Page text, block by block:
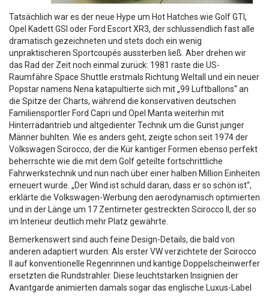
Tatsächlich war es der neue Hype um Hot Hatches wie Golf GTI,
Opel Kadett GSI oder Ford Escort XR3, der schlussendlich fast alle
dramatisch gezeichneten und stets doch ein wenig
unpraktischeren Sportcoupés aussterben ließ. Aber drehen wir
das Rad der Zeit noch einmal zurück: 1981 raste die US-
Raumfähre Space Shuttle erstmals Richtung Weltall und ein neuer
Popstar namens Nena katapultierte sich mit „99 Luftballons“ an
die Spitze der Charts, während die konservativen deutschen
Familiensportler Ford Capri und Opel Manta weiterhin mit
Hinterradantrieb und altgedienter Technik um die Gunst junger
Männer buhlten. Wie es anders geht, zeigte schon seit 1974 der
Volkswagen Scirocco, der die Kür kantiger Formen ebenso perfekt
beherrschte wie die mit dem Golf geteilte fortschrittliche
Fahrwerkstechnik und nun nach über einer halben Million Einheiten
erneuert wurde. „Der Wind ist schuld daran, dass er so schön ist“,
erklärte die Volkswagen-Werbung den aerodynamisch optimierten
und in der Länge um 17 Zentimeter gestreckten Scirocco II, der so
im Interieur deutlich mehr Platz gewährte.
Bemerkenswert sind auch feine Design-Details, die bald von
anderen adaptiert wurden: Als erster VW verzichtete der Scirocco
II auf konventionelle Regenrinnen und kantige Doppelscheinwerfer
ersetzten die Rundstrahler. Diese leuchtstarken Insignien der
Avantgarde animierten damals sogar das englische Luxus-Label